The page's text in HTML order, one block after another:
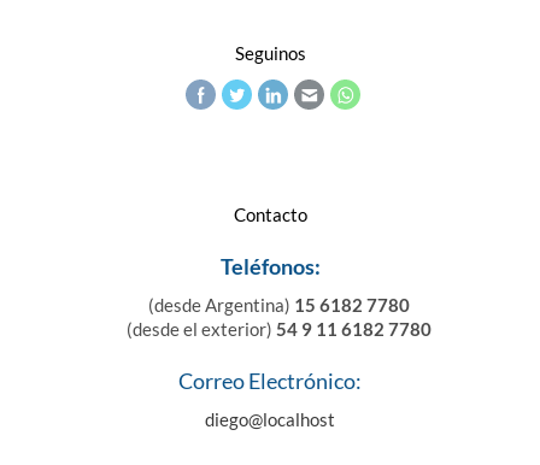
Seguinos
Contacto
Teléfonos:
(desde Argentina) 15 6182 7780
(desde el exterior) 54 9 11 6182 7780
Correo Electrónico:
diego@localhost